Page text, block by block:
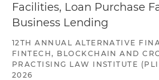
Facilities, Loan Purchase
Business Lending
12TH ANNUAL ALTERNATIVE
FINTECH, BLOCKCHAIN AND
PRACTISING LAW INSTITUTE
2026